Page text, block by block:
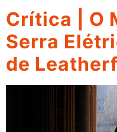
Crítica | O
Serra
de